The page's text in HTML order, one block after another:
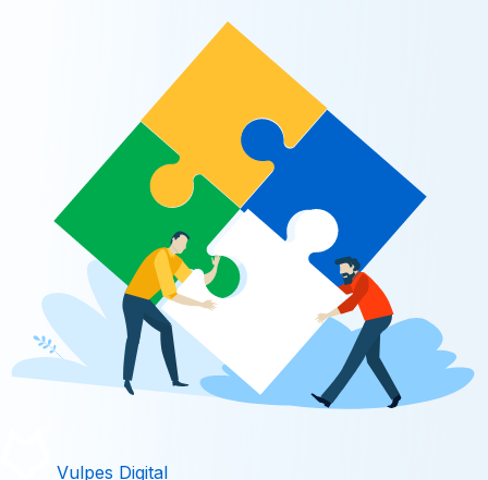
Vulpes Digital